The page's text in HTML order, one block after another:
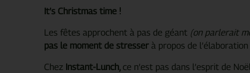
It’s Christmastime !
Les fêtes approchent à pas de géant (on parlerait
pas le moment de stresserà propos de l’élaboration
Chez Instant-Lunch, ce n’est pas dans l’esprit de